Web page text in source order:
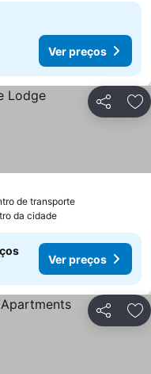
Ver preços
Partilhar
de transporte
da cidade
Ver preços
Partilhar